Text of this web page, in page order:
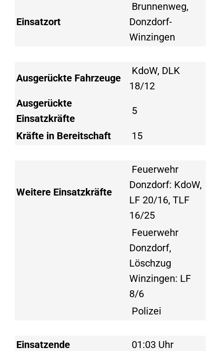
Einsatzort
Brunnenweg,
Donzdorf-
Winzingen
Ausgerückte Fahrzeuge
KdoW, DLK
18/12
Ausgerückte
Einsatzkräfte
5
Kräfte in Bereitschaft 15
Weitere Einsatzkräfte
Feuerwehr
Donzdorf: KdoW,
LF 20/16, TLF
16/25
Feuerwehr
Donzdorf,
Löschzug
Winzingen: LF
8/6
Polizei
Einsatzende 01:03 Uhr